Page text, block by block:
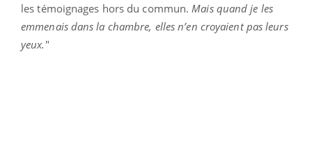
les témoignages hors du commun. Mais quand je les
emmenais dans la chambre, elles n’en croyaient pas leurs
yeux. "